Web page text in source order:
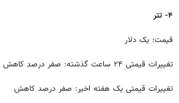
۴- تتر
قیمت: یک دلار
تغییرات قیمتی ۲۴ ساعت گذشته: صفر درصد کاهش
تغییرات قیمتی یک هفته اخیر: صفر درصد کاهش